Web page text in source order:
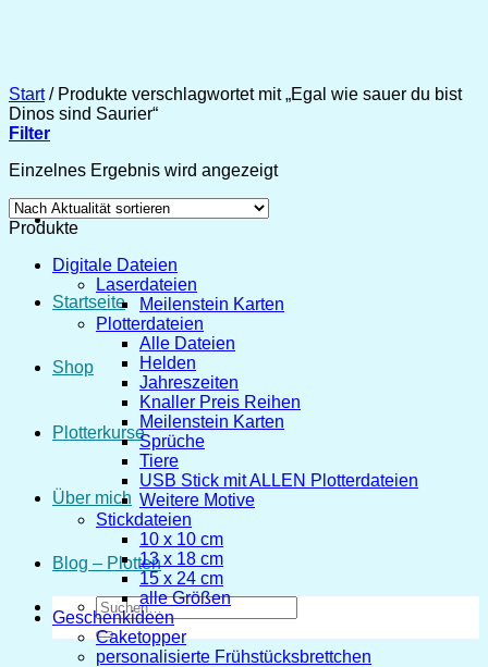
Startseite
Shop
Plotterkurse
Über mich
Blog – Plotten
Suchen
nach:
Start /Produkte verschlagwortet mit „Egal wie sauer du bist
Dinos sind Saurier“
Filter
Einzelnes Ergebnis wird angezeigt
Produkte
Digitale Dateien
Laserdateien
Meilenstein Karten
Plotterdateien
Alle Dateien
Helden
Jahreszeiten
Knaller Preis Reihen
Meilenstein Karten
Sprüche
Tiere
USB Stick mit ALLEN Plotterdateien
Weitere Motive
Stickdateien
10 x 10 cm
13 x 18 cm
15 x 24 cm
alle Größen
Geschenkideen
Caketopper
personalisierte Frühstücksbrettchen